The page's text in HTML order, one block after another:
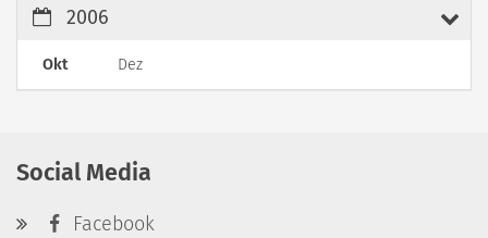
2006
Okt Dez
Social Media
Facebook